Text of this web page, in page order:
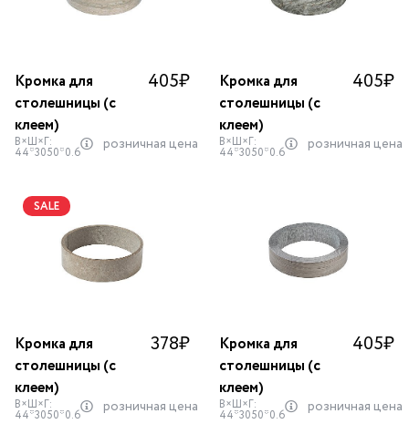
Кромка для
столешницы (с
клеем)
405₽
В×Ш×Г:
44*3050*0.6 розничная цена
Кромка для
столешницы (с
клеем)
405₽
В×Ш×Г:
44*3050*0.6 розничная цена
Кромка для
столешницы (с
клеем)
378₽
В×Ш×Г:
44*3050*0.6 розничная цена
SALE
Кромка для
столешницы (с
клеем)
405₽
В×Ш×Г:
44*3050*0.6 розничная цена